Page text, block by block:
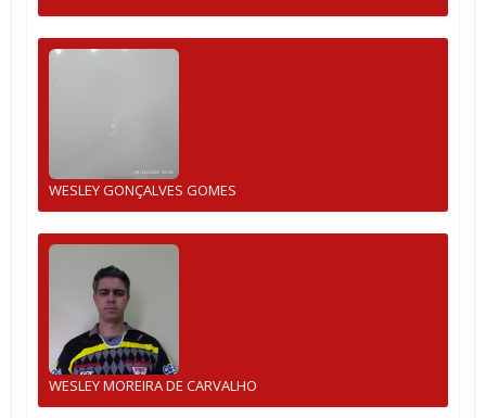
WESLEY GONÇALVES GOMES
WESLEY MOREIRA DE CARVALHO